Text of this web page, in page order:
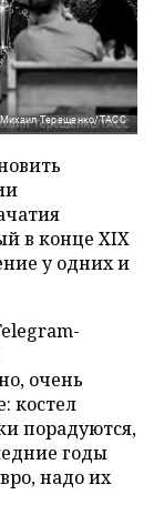
Терещенко/ТАСС
в конце XIX
у одних и
очень
костел
порадуются,
годы
надо их